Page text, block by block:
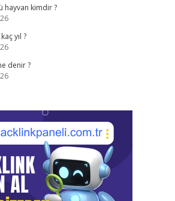
hayvan kimdir ?
yıl ?
denir ?